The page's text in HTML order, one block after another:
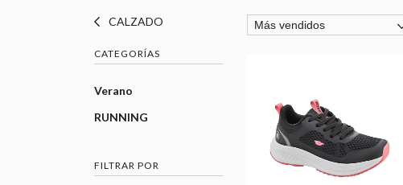
CALZADO
CATEGORÍAS
Verano
RUNNING
FILTRAR POR